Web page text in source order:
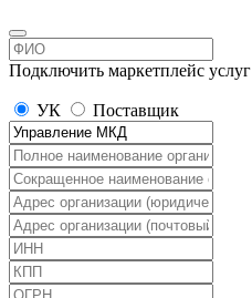
Подключить маркетплейс услуг
УК Поставщик